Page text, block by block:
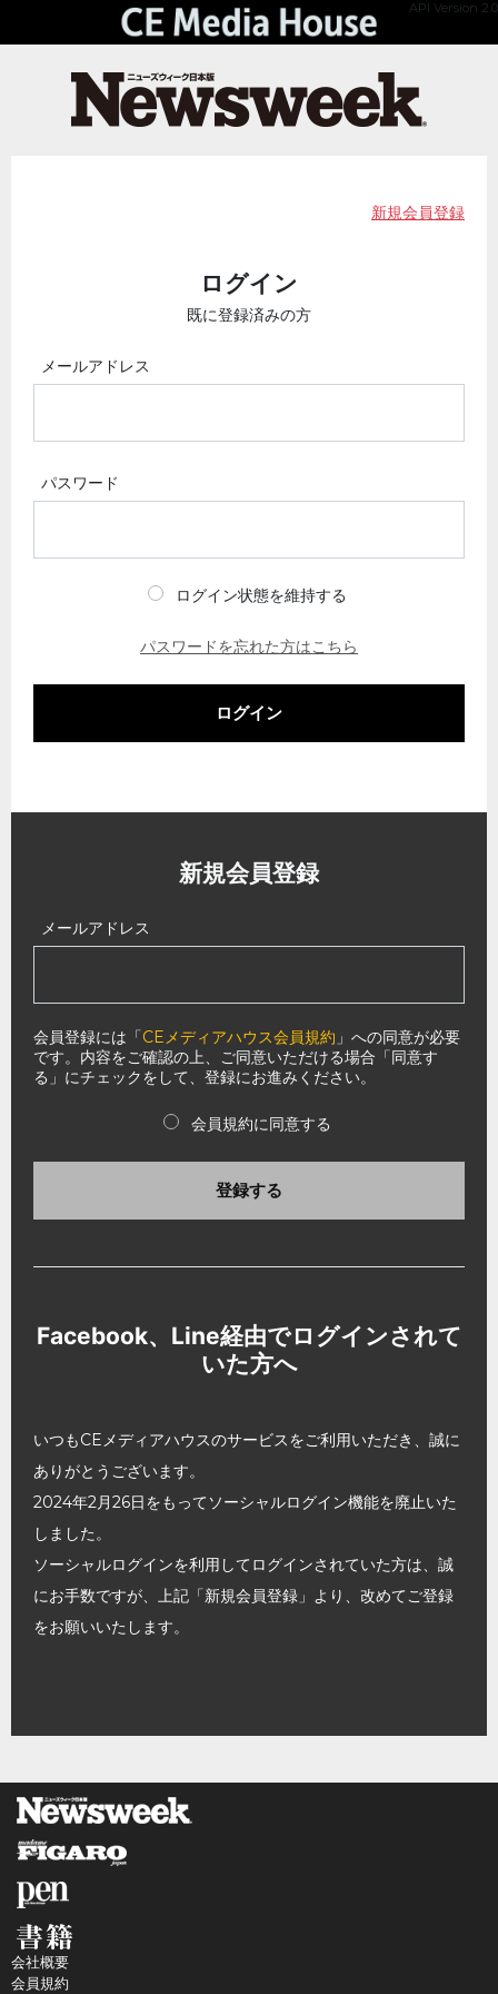
API Version 2.0
新規会員登録
ログイン
既に登録済みの方
メールアドレス
パスワード
ログイン状態を維持する
パスワードを忘れた方はこちら
ログイン
新規会員登録
メールアドレス
会員登録には「CEメディアハウス会員規約 」への同意が必要
です。内容をご確認の上、ご同意いただける場合「同意す
る」にチェックをして、登録にお進みください。
会員規約に同意する
登録する
Facebook、Line経由でログインされて
いた方へ
いつもCEメディアハウスのサービスをご利用いただき、誠に
ありがとうございます。
2024年2月26日をもってソーシャルログイン機能を廃止いた
しました。
ソーシャルログインを利用してログインされていた方は、誠
にお手数ですが、上記「新規会員登録」より、改めてご登録
をお願いいたします。
会社概要
会員規約